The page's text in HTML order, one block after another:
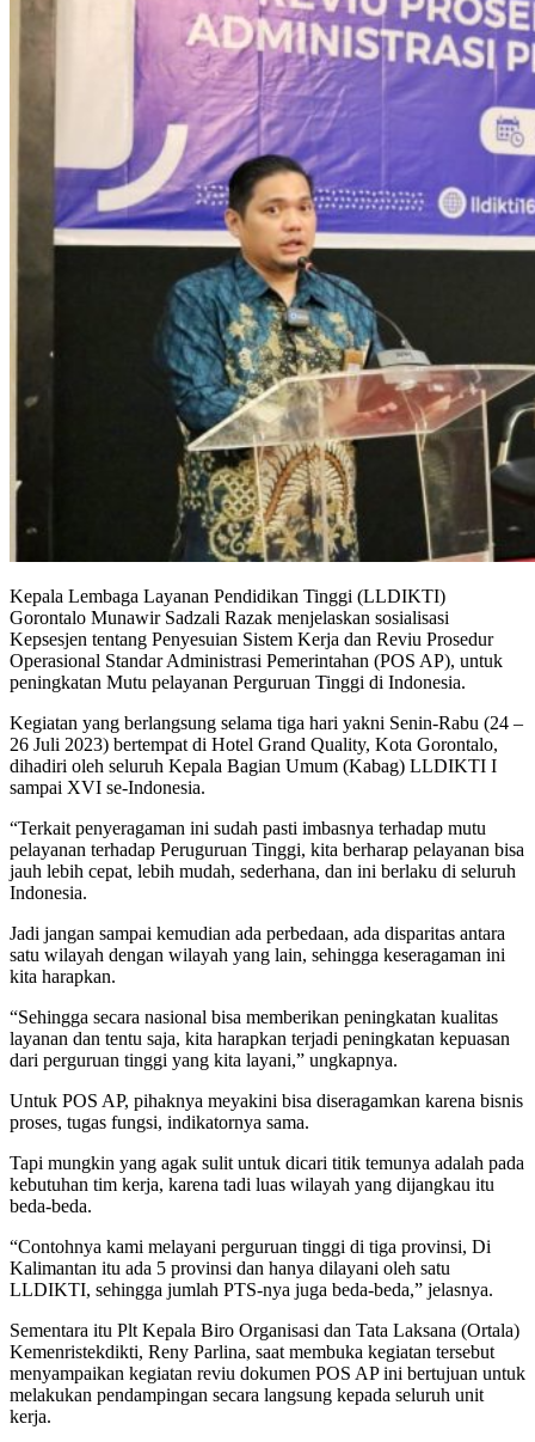
Kepala Lembaga Layanan Pendidikan Tinggi (LLDIKTI)
Gorontalo Munawir Sadzali Razak menjelaskan sosialisasi
Kepsesjen tentang Penyesuian Sistem Kerja dan Reviu Prosedur
Operasional Standar Administrasi Pemerintahan (POS AP), untuk
peningkatan Mutu pelayanan Perguruan Tinggi di Indonesia.
Kegiatan yang berlangsung selama tiga hari yakni Senin-Rabu (24 –
26 Juli 2023) bertempat di Hotel Grand Quality, Kota Gorontalo,
dihadiri oleh seluruh Kepala Bagian Umum (Kabag) LLDIKTI I
sampai XVI se-Indonesia.
“Terkait penyeragaman ini sudah pasti imbasnya terhadap mutu
pelayanan terhadap Peruguruan Tinggi, kita berharap pelayanan bisa
jauh lebih cepat, lebih mudah, sederhana, dan ini berlaku di seluruh
Indonesia.
Jadi jangan sampai kemudian ada perbedaan, ada disparitas antara
satu wilayah dengan wilayah yang lain, sehingga keseragaman ini
kita harapkan.
“Sehingga secara nasional bisa memberikan peningkatan kualitas
layanan dan tentu saja, kita harapkan terjadi peningkatan kepuasan
dari perguruan tinggi yang kita layani,” ungkapnya.
Untuk POS AP, pihaknya meyakini bisa diseragamkan karena bisnis
proses, tugas fungsi, indikatornya sama.
Tapi mungkin yang agak sulit untuk dicari titik temunya adalah pada
kebutuhan tim kerja, karena tadi luas wilayah yang dijangkau itu
beda-beda.
“Contohnya kami melayani perguruan tinggi di tiga provinsi, Di
Kalimantan itu ada 5 provinsi dan hanya dilayani oleh satu
LLDIKTI, sehingga jumlah PTS-nya juga beda-beda,” jelasnya.
Sementara itu Plt Kepala Biro Organisasi dan Tata Laksana (Ortala)
Kemenristekdikti, Reny Parlina, saat membuka kegiatan tersebut
menyampaikan kegiatan reviu dokumen POS AP ini bertujuan untuk
melakukan pendampingan secara langsung kepada seluruh unit
kerja.